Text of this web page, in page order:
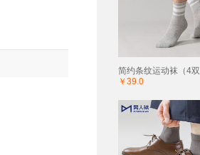
简约条纹运动袜（4双
￥39.0